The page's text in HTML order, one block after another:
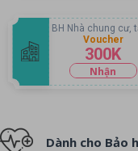
Voucher
300K
BH Nhà chung cư,
Nhận
voucher
Dành cho Bảo